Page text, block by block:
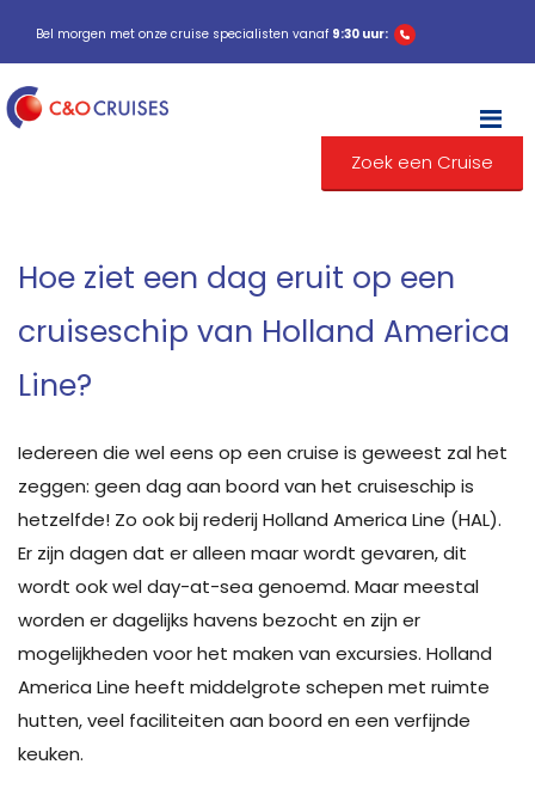
Bel morgen met onze cruise specialisten vanaf 9:30 uur:
Zoek een Cruise
Hoe ziet een dag eruit op een
cruiseschip van Holland America
Line?
Iedereen die wel eens op een cruise is geweest zal het
zeggen: geen dag aan boord van het cruiseschip is
hetzelfde! Zo ook bij rederij Holland America Line (HAL).
Er zijn dagen dat er alleen maar wordt gevaren, dit
wordt ook wel day-at-sea genoemd. Maar meestal
worden er dagelijks havens bezocht en zijn er
mogelijkheden voor het maken van excursies. Holland
America Line heeft middelgrote schepen met ruimte
hutten, veel faciliteiten aan boord en een verfijnde
keuken.